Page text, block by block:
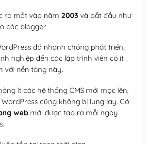
ra mắt vào năm 2003và bắt đầu như
các blogger.
đã nhanh chóng phát triển,
nghiệp đến các lập trình viên có ít
với nền tảng này.
ít các hệ thống CMS mới mọc lên,
cũng không bị lung lay. Có
webmới được tạo ra mỗi ngày